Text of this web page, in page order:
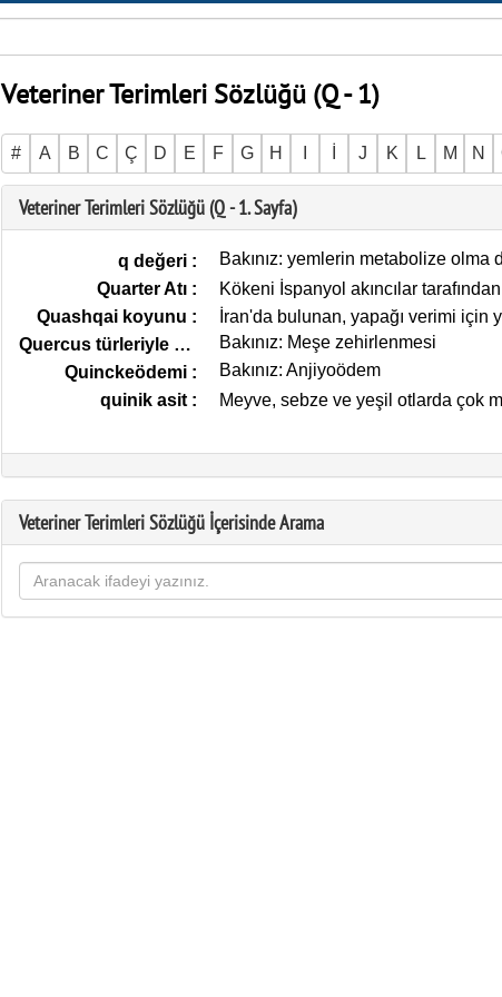
Veteriner Terimleri Sözlüğü (Q - 1)
# A B C Ç D E F G H J K L M N
Veteriner Terimleri Sözlüğü (Q - 1. Sayfa)
q değeri :
Bakınız: yemlerin metabolize olma
Quarter Atı : Kökeni İspanyol akıncılar
Quashqai koyunu : İran'da bulunan, yapağı verimi için
Quercus türleriyle zehirlenme
:
Bakınız: Meşe zehirlenmesi
Quinckeödemi :
Bakınız: Anjiyoödem
quinik asit : Meyve, sebze ve yeşil otlarda çok
Veteriner Terimleri Sözlüğü İçerisinde Arama